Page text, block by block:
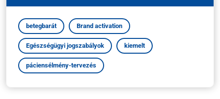
betegbarát Brand activation
Egészségügyi jogszabályok kiemelt
páciensélmény-tervezés